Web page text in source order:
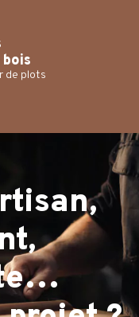
bois
de plots